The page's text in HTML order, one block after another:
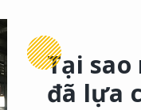
Tại
đã lựa